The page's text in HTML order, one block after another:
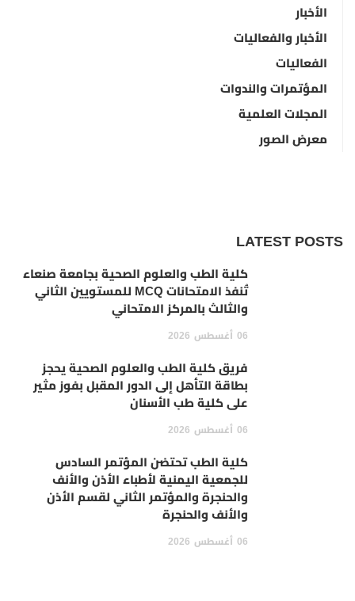
الأخبار
الأخبار والفعاليات
الفعاليات
المؤتمرات والندوات
المجلات العلمية
معرض الصور
LATEST POSTS
كلية الطب والعلوم الصحية بجامعة صنعاء
تُنفذ الامتحانات MCQ للمستويين الثاني
والثالث بالمركز الامتحاني
06 أغسطس 2026
فريق كلية الطب والعلوم الصحية يحجز
بطاقة التأهل إلى الدور المقبل بفوز مثير
على كلية طب الأسنان
06 أغسطس 2026
كلية الطب تحتضن المؤتمر السادس
للجمعية اليمنية لأطباء الأذن والأنف
والحنجرة والمؤتمر الثاني لقسم الأذن
والأنف والحنجرة
06 أغسطس 2026